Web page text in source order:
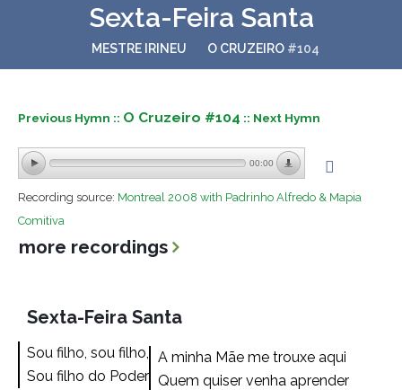
:
Sexta-Feira Santa
MESTRE IRINEU O CRUZEIRO #104
Previous Hymn :: O Cruzeiro #104 :: Next Hymn
00:00
Recording source: Montreal 2008 with Padrinho Alfredo & Mapia
Comitiva
more recordings
Sexta-Feira Santa
Sou filho, sou filho,
Sou filho do Poder
A minha Mãe me trouxe aqui
Quem quiser venha aprender